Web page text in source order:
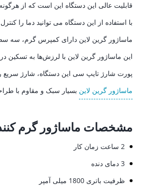
قابلیت عالی این دستگاه این است که از
با استفاده از این دستگاه می توانید دما را
ماساژور گرین لاین دارای کمپرس گرم، سه سطح مختلف لرزش قابل تنظیم است که شامل
این ماساژور گرین لاین با لرزش‌ها به تسکین
پورت شارژ تایپ سی این دستگاه، شارژ سریع
ماساژور گرین لاین بسیار سبک و مقاوم با
مشخصات ماساژور گرم
2 ساعت زمان کار
3 دمای دنده
ظرفیت باتری 1800 میلی آمپر